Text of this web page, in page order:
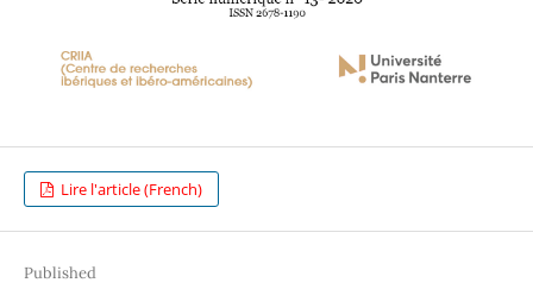
Lire l'article (French)
Published